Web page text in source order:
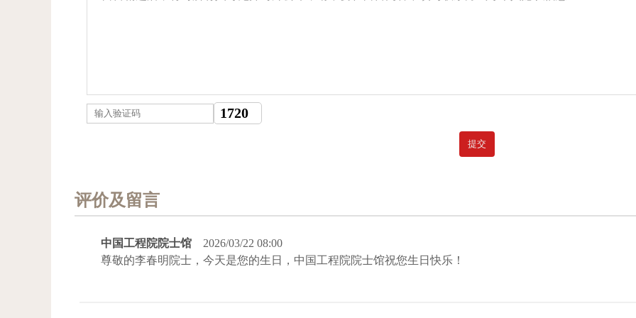
评价及留言
中国工程院院士馆
2026/03/22 08:00
尊敬的李春明院士，今天是您的生日，中国工程院院士馆祝您生日快乐！